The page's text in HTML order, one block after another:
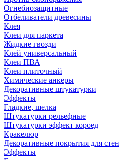
Огнебиозащитные
Отбеливатели древесины
Клея
Клеи для паркета
Жидкие гвозди
Клей универсальный
Клеи ПВА
Клеи плиточный
Химические анкеры
Декоративные штукатурки
Эффекты
Гладкие, шелка
Штукатурки рельефные
Штукатурки эффект короед
Кракелюр
Декоративные покрытия для стен
Эффекты